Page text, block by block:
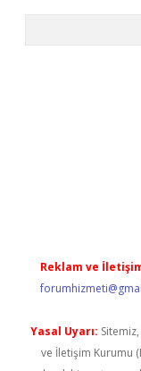
Reklam ve
Yasal Uyarı:
ve İletişim Kurumu